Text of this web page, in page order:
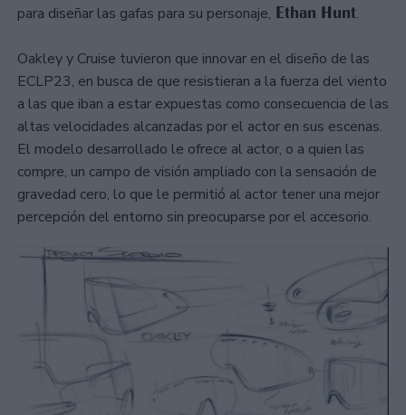
para diseñar las gafas para su personaje, Ethan Hunt.
Oakley y Cruise tuvieron que innovar en el diseño de las
ECLP23, en busca de que resistieran a la fuerza del viento
a las que iban a estar expuestas como consecuencia de las
altas velocidades alcanzadas por el actor en sus escenas.
El modelo desarrollado le ofrece al actor, o a quien las
compre, un campo de visión ampliado con la sensación de
gravedad cero, lo que le permitió al actor tener una mejor
percepción del entorno sin preocuparse por el accesorio.